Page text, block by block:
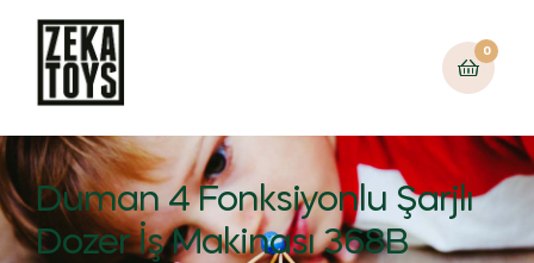
0
Duman 4 Fonksiyonlu Şarjlı
Dozer İş Makinası 368B